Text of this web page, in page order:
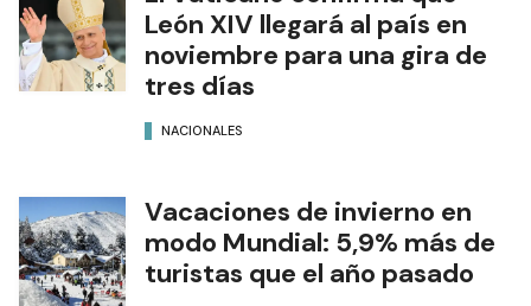
León XIV llegará al país en
noviembre para una gira de
tres días
NACIONALES
Vacaciones de invierno en
modo Mundial: 5,9% más de
turistas que el año pasado